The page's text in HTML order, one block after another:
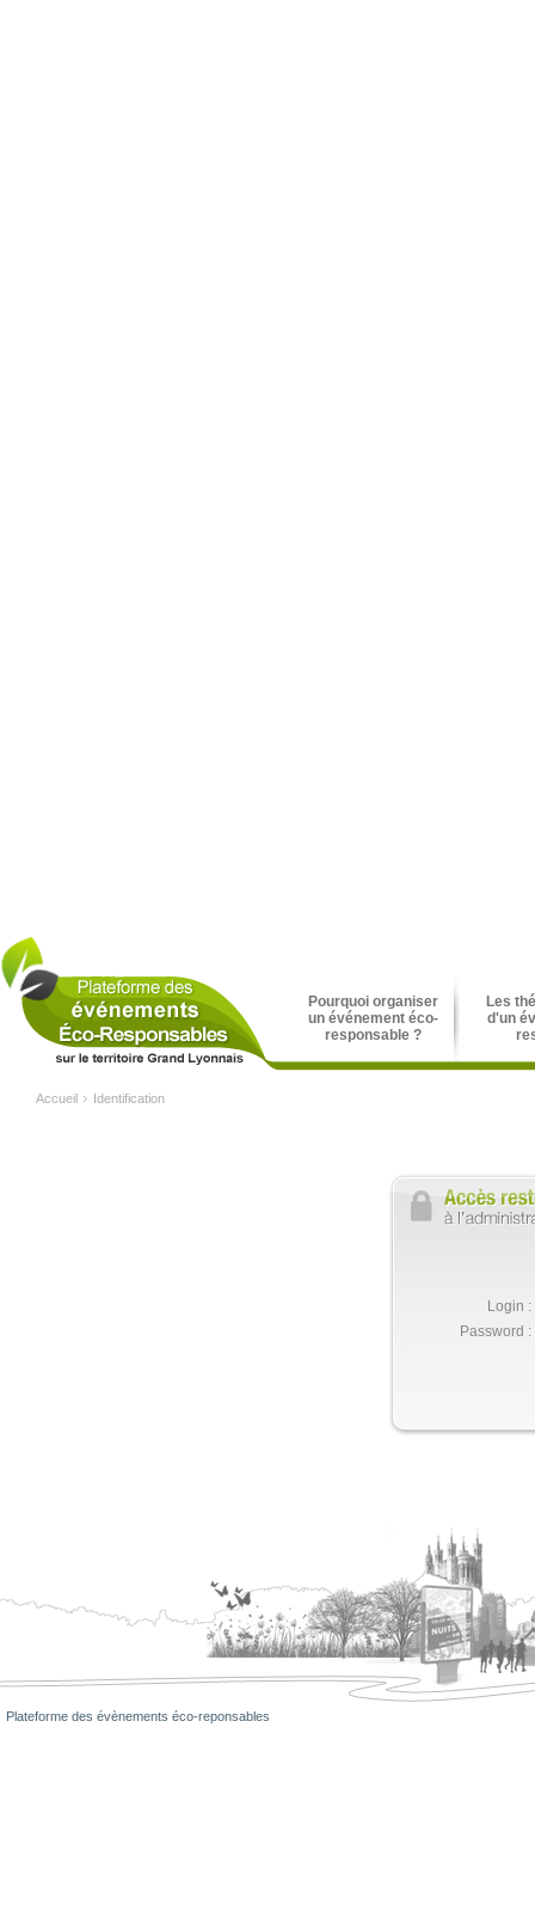
Pourquoi organiser
un événement éco-
responsable ?
Les
d'un
Accueil Identification
Login :
Password :
Plateforme des évènements éco-reponsables